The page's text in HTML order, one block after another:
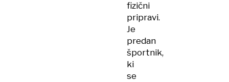
fizični
pripravi.
Je
predan
športnik,
ki
se